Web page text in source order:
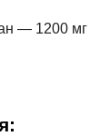
— 1200 мг